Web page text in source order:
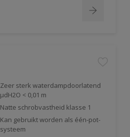
Zeer sterk waterdampdoorlatend
µdH2O < 0,01 m
Natte schrobvastheid klasse 1
Kan gebruikt worden als één-pot-
systeem